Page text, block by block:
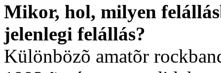
Mikor, hol, milyen
jelenlegi felállás?
Különbözõ amatõr